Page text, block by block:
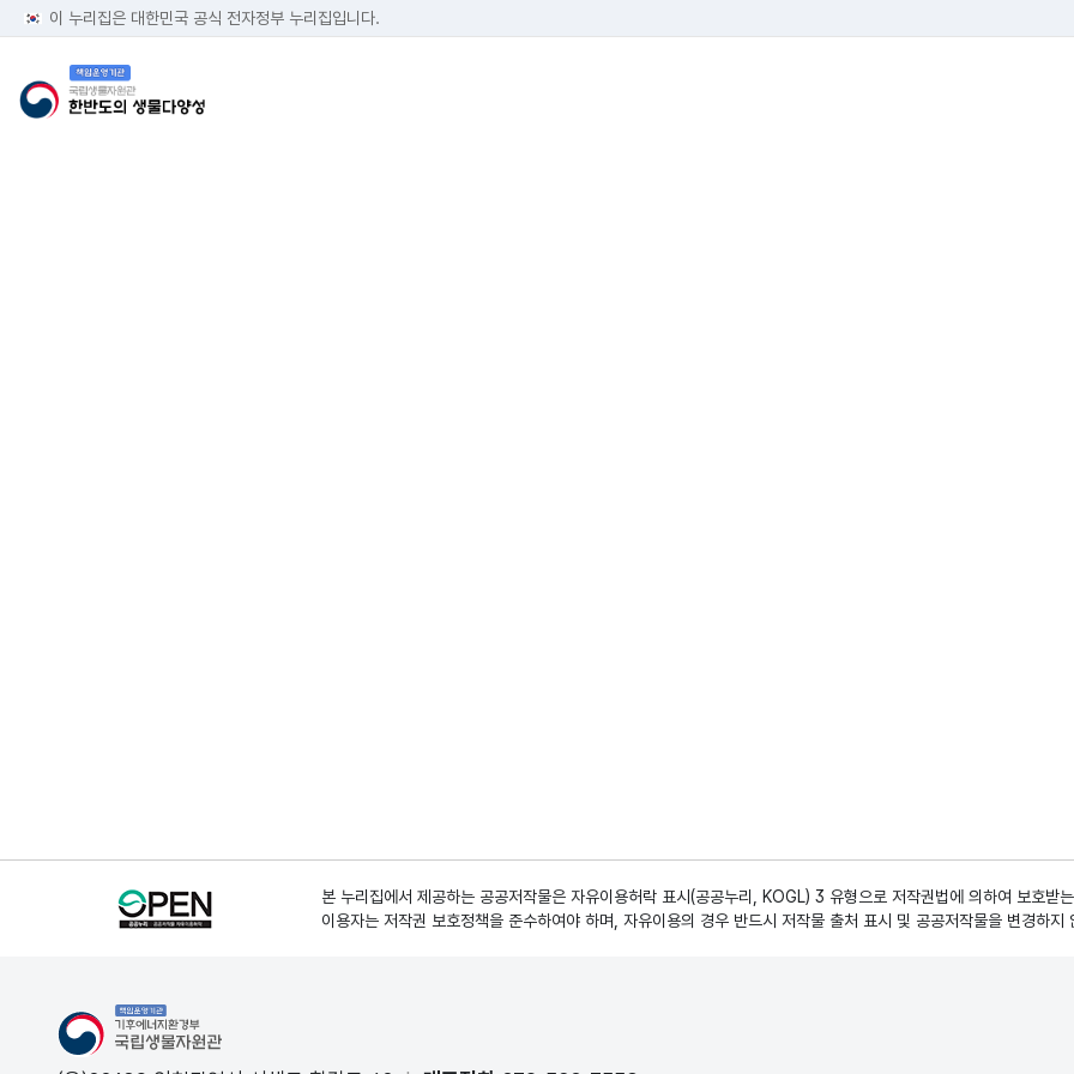
이 누리집은 대한민국 공식 전자정부 누리집입니다.
본 누리집에서 제공하는 공공저작물은 자유이용허락 표시(공공누리, KOGL) 3 유형으로 저작권법에 의하여 보호받
이용자는 저작권 보호정책을 준수하여야 하며, 자유이용의 경우 반드시 저작물 출처 표시 및 공공저작물을 변경하지